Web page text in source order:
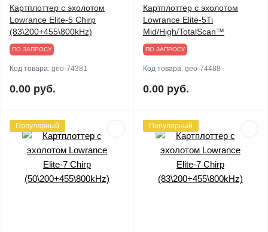
Картплоттер с эхолотом
Lowrance Elite-5 Chirp
(83\200+455\800kHz)
ПО ЗАПРОСУ
Код товара: geo-74381
0.00 руб.
Картплоттер с эхолотом
Lowrance Elite-5Ti
Mid/High/TotalScan™
ПО ЗАПРОСУ
Код товара: geo-74488
0.00 руб.
Популярный Популярный